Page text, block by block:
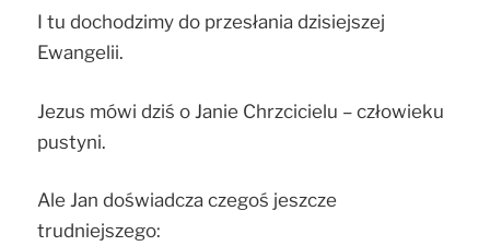
I tu dochodzimy do przesłania dzisiejszej
Ewangelii.
Jezus mówi dziś o Janie Chrzcicielu – człowieku
pustyni.
Ale Jan doświadcza czegoś jeszcze
trudniejszego: